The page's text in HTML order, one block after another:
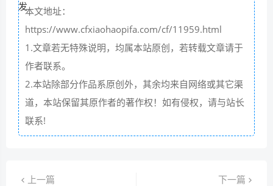
本文地址：
https://www.cfxiaohaopifa.com/cf/11959.html
1.文章若无特殊说明，均属本站原创，若转载文章请于
作者联系。
2.本站除部分作品系原创外，其余均来自网络或其它渠
道，本站保留其原作者的著作权！如有侵权，请与站长
联系!
上一篇
下一篇